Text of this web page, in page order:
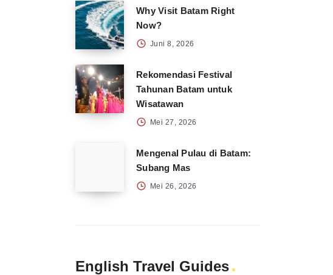
Why Visit Batam Right
Now?
Juni 8, 2026
Rekomendasi Festival
Tahunan Batam untuk
Wisatawan
Mei 27, 2026
Mengenal Pulau di Batam:
Subang Mas
Mei 26, 2026
English Travel Guides